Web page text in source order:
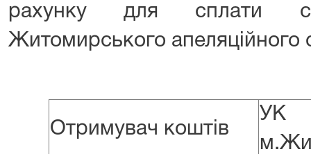
рахунку для сплати
Житомирського апеляційного
Отримувач коштів
УК